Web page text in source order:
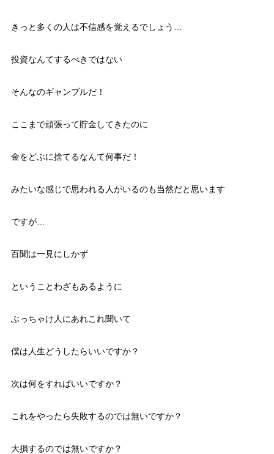
きっと多くの人は不信感を覚えるでしょう…
投資なんてするべきではない
そんなのギャンブルだ！
ここまで頑張って貯金してきたのに
金をどぶに捨てるなんて何事だ！
みたいな感じで思われる人がいるのも当然だと思います
ですが…
百聞は一見にしかず
ということわざもあるように
ぶっちゃけ人にあれこれ聞いて
僕は人生どうしたらいいですか？
次は何をすればいいですか？
これをやったら失敗するのでは無いですか？
大損するのでは無いですか？